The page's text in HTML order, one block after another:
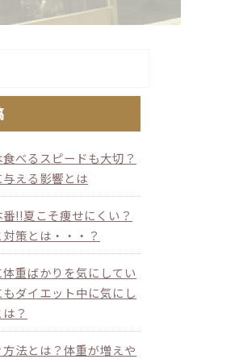
べるスピードも大切？
える影響とは
!!夏こそ痩せにくい？
策とは・・・？
重ばかりを気にしてい
ダイエット中に気にし
？
法とは？体重が増えや